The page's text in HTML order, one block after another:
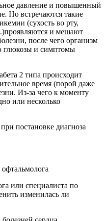
давление и повышенный
Но встречаются такие
(сухость во рту,
и мешают
после чего организм
глюкозы и симптомы
2 типа происходит
время (порой даже
Из-за чего к моменту
или несколько
постановке диагноза
или специалиста по
изменилась ли